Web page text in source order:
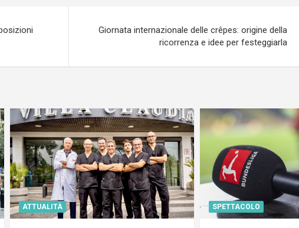
Giornata internazionale delle crêpes: origine della
ricorrenza e idee per festeggiarla
ATTUALITÀ SPETTACOLO